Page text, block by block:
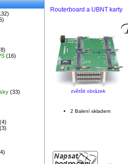
(16)
(33)
(4)
(3)
Routerboard a UBNT karty
zvětšit obrázek
2 Balení skladem